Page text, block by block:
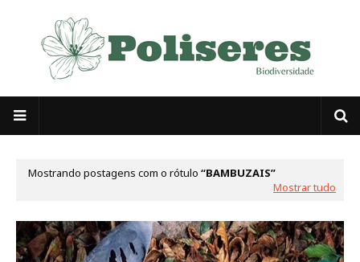
Mostrando postagens com o rótulo
BAMBUZAIS
Mostrar tudo